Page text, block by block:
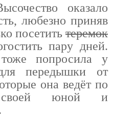
оказало
любезно приняв
посетить теремок
пару дней.
попросила у
передышки от
она ведёт по
юной и